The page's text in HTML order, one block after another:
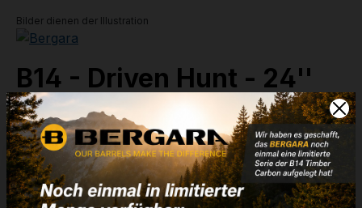
Bilder dienen der Illustration
B14 - Driven Hunt - 24''
.300 Win. Mag. Limited Edition
Artikelnummer:24BLE0002
Weitere Informationen